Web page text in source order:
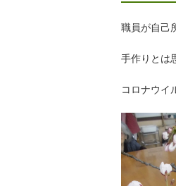
職員が自己
手作りとは
コロナウイ